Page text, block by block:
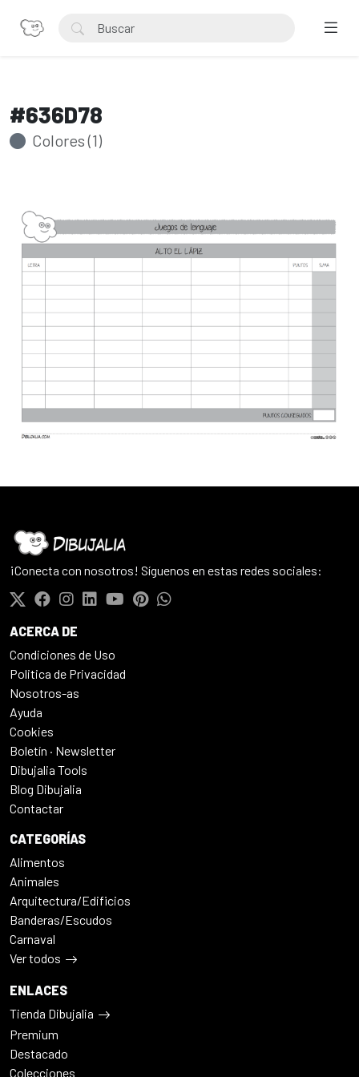
#636D78
Colores (1)
¡Conecta con nosotros! Síguenos en estas redes sociales:
ACERCA DE
Condiciones de Uso
Politica de Privacidad
Nosotros-as
Ayuda
Cookies
Boletín · Newsletter
Dibujalia Tools
Blog Dibujalia
Contactar
CATEGORÍAS
Alimentos
Animales
Arquitectura/Edificios
Banderas/Escudos
Carnaval
Ver todos
ENLACES
Tienda Dibujalia
Premium
Destacado
Colecciones